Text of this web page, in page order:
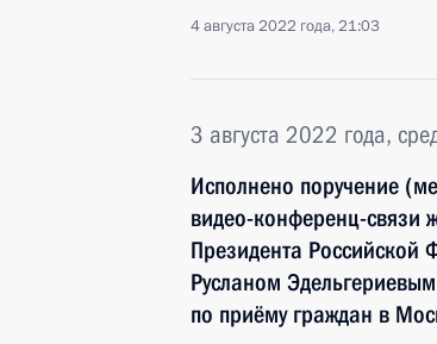
4 августа 2022 года, 21:03
3 августа 2022 года,
Исполнено поручение
видео-конференц-связи
Президента Российской
Русланом
по приёму граждан в